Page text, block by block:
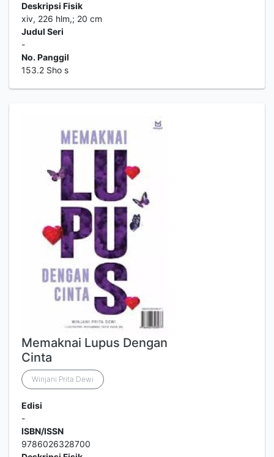
Deskripsi Fisik
xiv, 226 hlm,; 20 cm
Judul Seri
-
No. Panggil
153.2 Sho s
Memaknai Lupus Dengan
Cinta
Winjani Prita Dewi
Edisi
-
ISBN/ISSN
9786026328700